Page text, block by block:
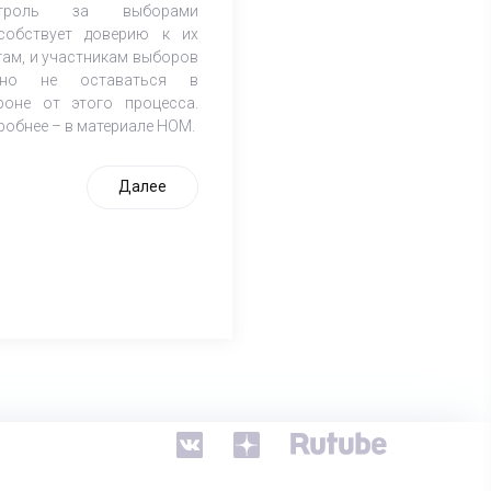
за выборами
доверию к их
и участникам выборов
не оставаться в
от этого процесса.
– в материале НОМ.
Далее